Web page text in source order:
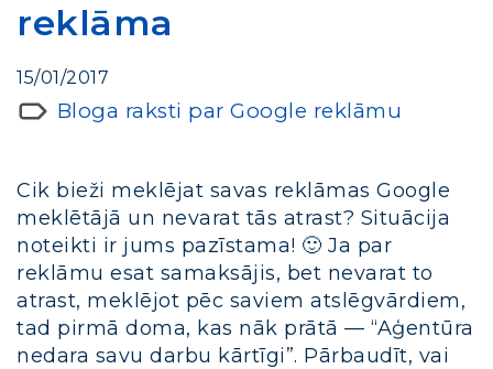
reklāma
15/01/2017
Bloga raksti par Google reklāmu
Cik bieži meklējat savas reklāmas Google
meklētājā un nevarat tās atrast? Situācija
noteikti ir jums pazīstama! 🙂 Ja par
reklāmu esat samaksājis, bet nevarat to
atrast, meklējot pēc saviem atslēgvārdiem,
tad pirmā doma, kas nāk prātā — “Aģentūra
nedara savu darbu kārtīgi”. Pārbaudīt, vai